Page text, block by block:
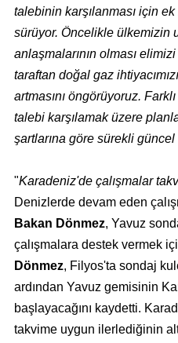
talebinin karşılanması için
sürüyor. Öncelikle ülkemizin
anlaşmalarının olması
taraftan doğal gaz
artmasını öngörüyoruz.
talebi karşılamak üzere
şartlarına göre sürekli güncel
"Karadeniz'de çalışmalar
Denizlerde devam eden
Bakan Dönmez, Yavuz
çalışmalara destek vermek
Dönmez, Filyos'ta sondaj
ardından Yavuz gemisinin
başlayacağını kaydetti.
takvime uygun ilerlediğinin